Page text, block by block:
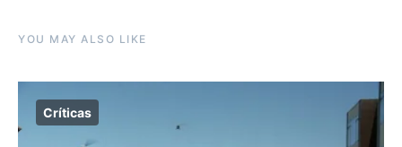
YOU MAY ALSO LIKE
Críticas